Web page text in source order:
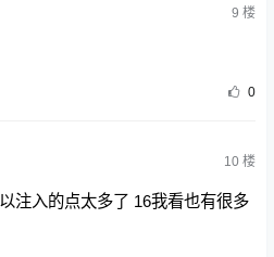
9 楼
0
10楼
注入的点太多了 16我看也有很多